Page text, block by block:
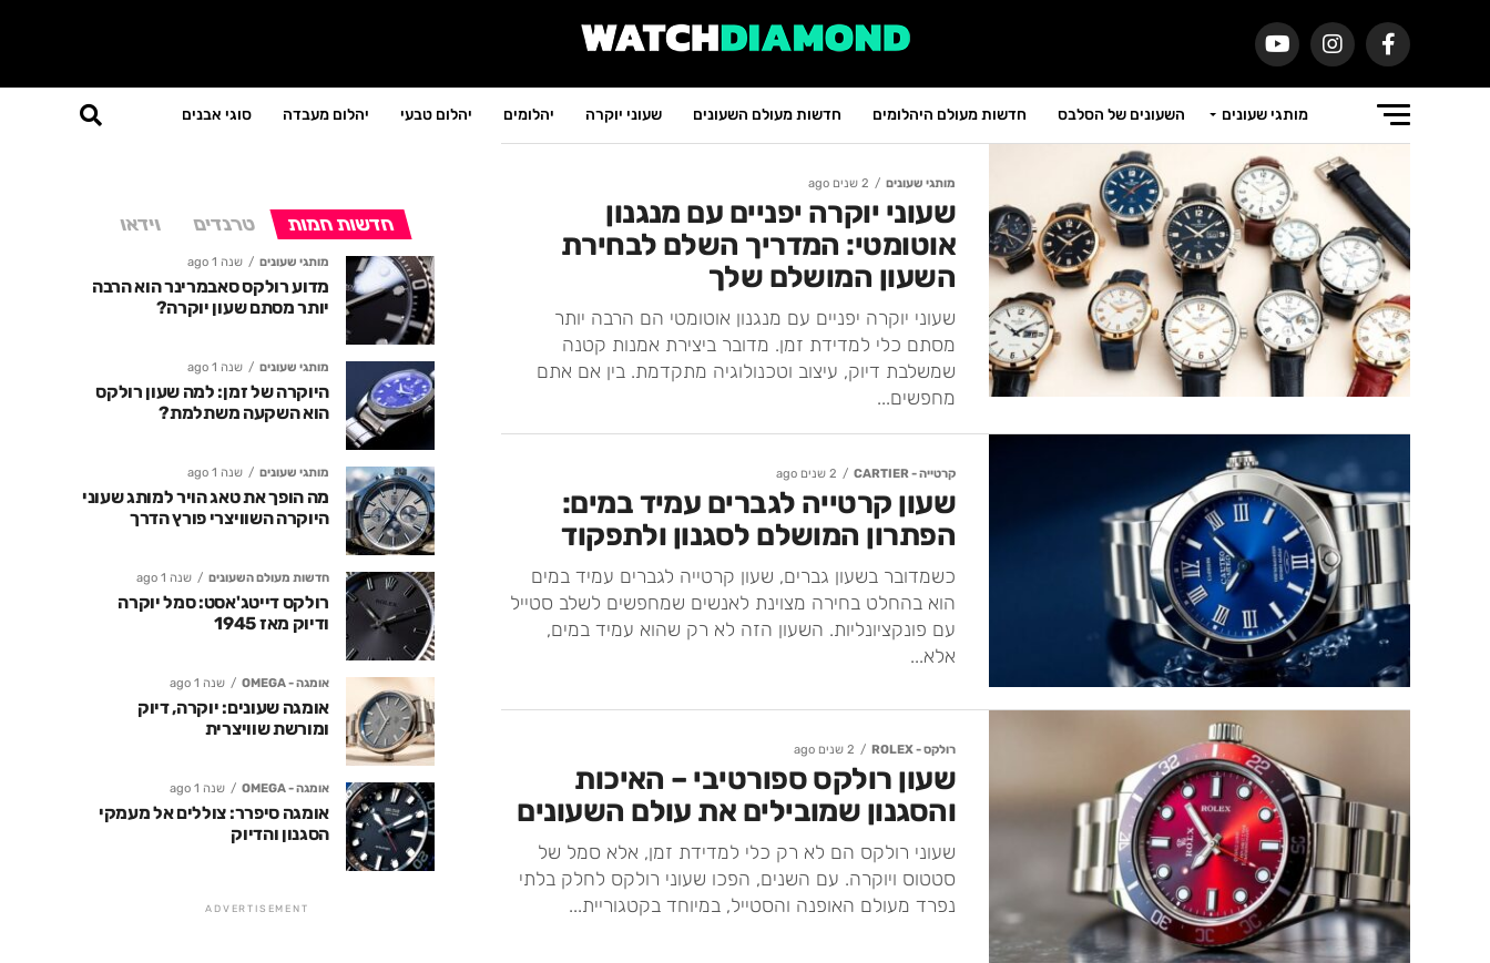
מותגי שעונים השעונים של הסלבס חדשות מעולם היהלומים חדשות מעולם השעונים שעוני יוקרה יהלומים יהלום טבעי יהלום מעבדה סוגי אבנים
מותגי שעונים 2 שנים ago
שעוני יוקרה יפניים עם מנגנון
אוטומטי: המדריך השלם לבחירת
השעון המושלם שלך
שעוני יוקרה יפניים עם מנגנון אוטומטי הם הרבה יותר
מסתם כלי למדידת זמן. מדובר ביצירת אמנות קטנה
שמשלבת דיוק, עיצוב וטכנולוגיה מתקדמת. בין אם אתם
מחפשים...
קרטייה - CARTIER 2 שנים ago
שעון קרטייה לגברים עמיד במים:
הפתרון המושלם לסגנון ולתפקוד
כשמדובר בשעון גברים, שעון קרטייה לגברים עמיד במים
הוא בהחלט בחירה מצוינת לאנשים שמחפשים לשלב סטייל
עם פונקציונליות. השעון הזה לא רק שהוא עמיד במים,
אלא...
רולקס - ROLEX 2 שנים ago
שעון רולקס ספורטיבי – האיכות
והסגנון שמובילים את עולם השעונים
שעוני רולקס הם לא רק כלי למדידת זמן, אלא סמל של
סטטוס ויוקרה. עם השנים, הפכו שעוני רולקס לחלק בלתי
נפרד מעולם האופנה והסטייל, במיוחד בקטגוריית...
חדשות חמות טרנדים וידאו
מותגי שעונים שנה 1 ago
מדוע רולקס סאבמרינר הוא הרבה
יותר מסתם שעון יוקרה?
מותגי שעונים שנה 1 ago
היוקרה של זמן: למה שעון רולקס
הוא השקעה משתלמת?
מותגי שעונים שנה 1 ago
מה הופך את טאג הויר למותג שעוני
היוקרה השוויצרי פורץ הדרך
חדשות מעולם השעונים שנה 1 ago
רולקס דייטג'אסט: סמל יוקרה
ודיוק מאז 1945
אומגה - OMEGA שנה 1 ago
אומגה שעונים: יוקרה, דיוק
ומורשת שוויצרית
אומגה - OMEGA שנה 1 ago
אומגה סיפרר: צוללים אל מעמקי
הסגנון והדיוק
ADVERTISEMENT